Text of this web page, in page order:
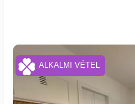
ALKALMI VÉTEL